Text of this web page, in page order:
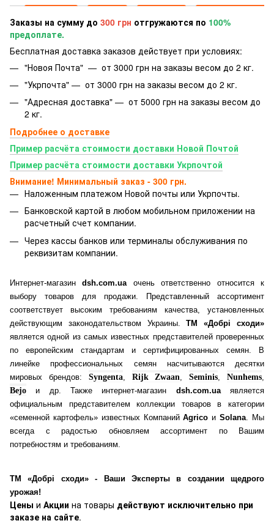
Заказы на сумму до 300 грн отгружаются по 100%
предоплате.
Бесплатная доставка заказов действует при условиях:
"Новоя Почта" — от 3000 грн на заказы весом до 2 кг.
"Укрпочта" — от 3000 грн на заказы весом до 2 кг.
"Адресная доставка" — от 5000 грн на заказы весом до
2 кг.
Подробнее о доставке
Пример расчёта стоимости доставки Новой Почтой
Пример расчёта стоимости доставки Укрпочтой
Внимание! Минимальный заказ - 300 грн.
Наложенным платежом Новой почты или Укрпочты.
Банковской картой в любом мобильном приложении на
расчетный счет компании.
Через кассы банков или терминалы обслуживания по
реквизитам компании.
Интернет-магазинdsh.com.ua очень ответственно относится к
выбору товаров для продажи. Представленный ассортимент
соответствует высоким требованиям качества, установленных
действующим законодательством Украины.ТМ «Добрі сходи»
является одной из самых известных представителей проверенных
по европейским стандартам и сертифицированных семян. В
линейке профессиональных семян насчитываются десятки
мировых брендов: Syngenta, Rijk Zwaan ,Seminis ,Nunhems
Bejo и др. Также интернет-магазин dsh.com.uaявляется
официальным представителем коллекции товаров в категории
«семенной картофель» известных КомпанийAgrico иSolana . Мы
всегда с радостью обновляем ассортимент по Вашим
потребностям и требованиям.
ТМ «Добрі сходи» - Ваши Эксперты в создании щедрого
урожая!
Цены и Акции на товары действуют исключительно при
заказе на сайте.